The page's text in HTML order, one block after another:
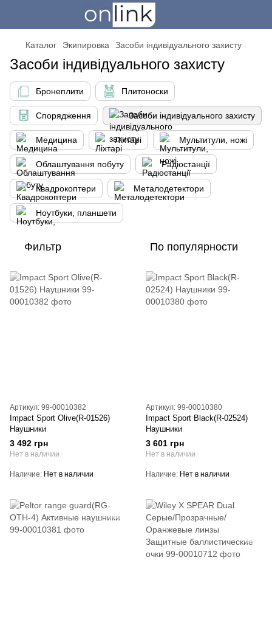
Каталог Экипировка Засоби індивідуального захисту
Засоби індивідуального захисту
Бронеплити Плитоноски
Спорядження Засоби індивідуального захисту
Медицина Ліхтарі Мультитули, ножі
Облаштування побуту Радіостанції
Квадрокоптери Металодетектори
Ноутбуки, планшети
Фильтр По популярности
Артикул: 99-00010382
Impact Sport Olive(R-01526)
Наушники
3 492 грн
Нет в наличии
Наличие Нет в наличии
Артикул: 99-00010380
Impact Sport Black(R-02524)
Наушники
3 601 грн
Нет в наличии
Наличие Нет в наличии